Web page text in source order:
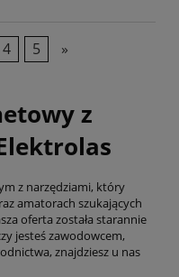
4 5 »
z
z narzędziami, który
amatorach szukających
oferta została starannie
jesteś zawodowcem,
znajdziesz u nas